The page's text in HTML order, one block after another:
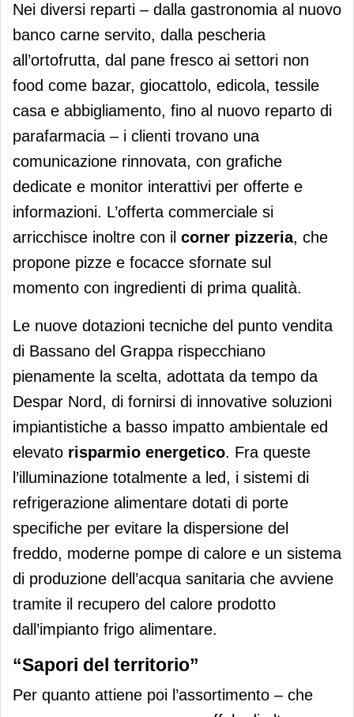
Nei diversi reparti – dalla gastronomia al nuovo
banco carne servito, dalla pescheria
all’ortofrutta, dal pane fresco ai settori non
food come bazar, giocattolo, edicola, tessile
casa e abbigliamento, fino al nuovo reparto di
parafarmacia – i clienti trovano una
comunicazione rinnovata, con grafiche
dedicate e monitor interattivi per offerte e
informazioni. L’offerta commerciale si
arricchisce inoltre con il corner pizzeria, che
propone pizze e focacce sfornate sul
momento con ingredienti di prima qualità.
Le nuove dotazioni tecniche del punto vendita
di Bassano del Grappa rispecchiano
pienamente la scelta, adottata da tempo da
Despar Nord, di fornirsi di innovative soluzioni
impiantistiche a basso impatto ambientale ed
elevato risparmio energetico. Fra queste
l’illuminazione totalmente a led, i sistemi di
refrigerazione alimentare dotati di porte
specifiche per evitare la dispersione del
freddo, moderne pompe di calore e un sistema
di produzione dell’acqua sanitaria che avviene
tramite il recupero del calore prodotto
dall’impianto frigo alimentare.
“Sapori del territorio”
Per quanto attiene poi l’assortimento – che